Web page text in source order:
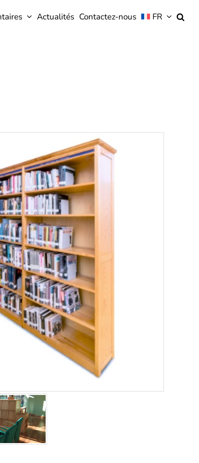
Actualités Contactez-nous FR